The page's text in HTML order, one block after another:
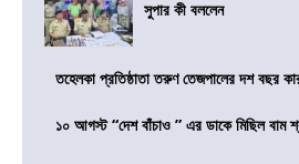
সুপার কী বললেন
তহেলকা প্রতিষ্ঠাতা তরুণ তেজপালের দশ বছর
১০ আগস্ট “দেশ বাঁচাও ” এর ডাকে মিছিল বাম